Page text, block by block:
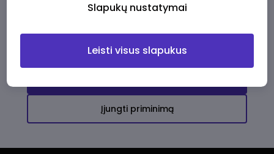
darbo pasiūlymų
Įjungti priminimą
Slapukų nustatymai
Leisti visus slapukus